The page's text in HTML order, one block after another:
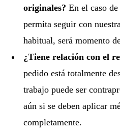
originales? En el caso
permita seguir con
habitual, será momento
¿Tiene relación con el
pedido está totalmente
trabajo puede ser
aún si se deben aplicar
completamente.